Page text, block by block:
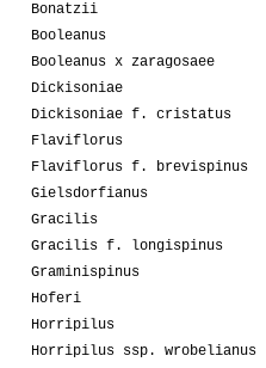
Bonatzii
Booleanus
Booleanus x zaragosaee
Dickisoniae
Dickisoniae f. cristatus
Flaviflorus
Flaviflorus f. brevispinus
Gielsdorfianus
Gracilis
Gracilis f. longispinus
Graminispinus
Hoferi
Horripilus
Horripilus ssp. wrobelianus